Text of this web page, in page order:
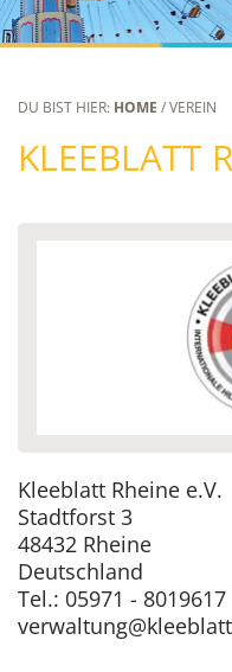
DU BIST HIER: HOME / VEREIN
KLEEBLATT
Kleeblatt Rheine e.V.
Stadtforst 3
48432 Rheine
Deutschland
Tel.: 05971 - 8019617